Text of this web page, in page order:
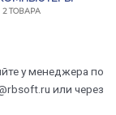
2 ТОВАРА
у менеджера по
или через